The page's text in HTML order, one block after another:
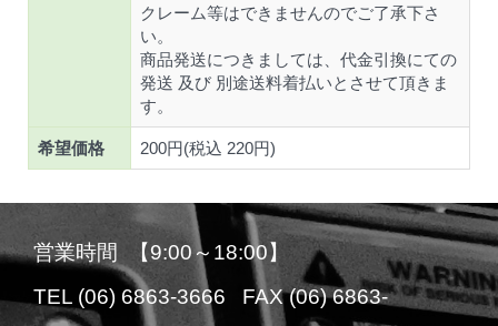
クレーム等はできませんのでご了承下さ
い。
商品発送につきましては、代金引換にての
発送 及び 別途送料着払いとさせて頂きま
す。
希望価格 200円(税込 220円)
営業時間 【9:00～18:00】
TEL (06) 6863-3666 FAX (06) 6863-